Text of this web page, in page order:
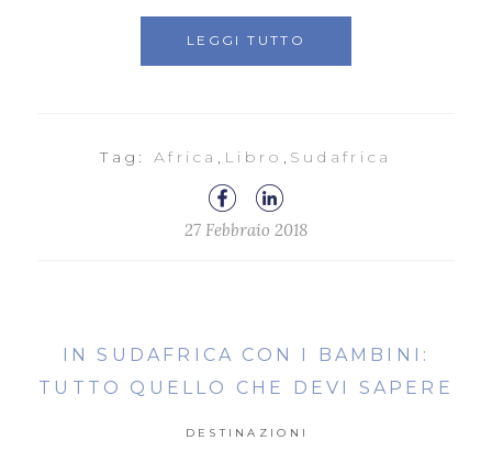
LEGGI TUTTO
Tag: Africa , Libro , Sudafrica
27 Febbraio 2018
IN SUDAFRICA CON I BAMBINI:
TUTTO QUELLO CHE DEVI SAPERE
DESTINAZIONI